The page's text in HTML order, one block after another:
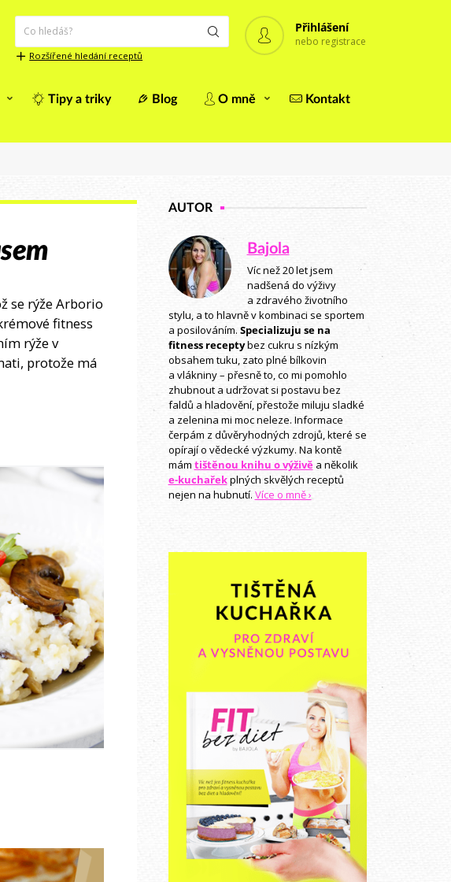
Rozšířené hledání receptů
Přihlášení
nebo registrace
Tipy a triky Blog O mně Kontakt
se rýže Arborio
fitness
rýže v
protože má
AUTOR
Bajola
Víc než 20 let jsem
nadšená do výživy
a zdravého životního
stylu, a to hlavně v kombinaci se sportem
a posilováním. Specializuju se na
fitness receptybez cukru s nízkým
obsahem tuku, zato plné bílkovin
a vlákniny – přesně to, co mi pomohlo
zhubnout a udržovat si postavu bez
faldů a hladovění, přestože miluju sladké
a zelenina mi moc neleze. Informace
čerpám z důvěryhodných zdrojů, které se
opírají o vědecké výzkumy. Na kontě
mám tištěnou knihu o výživěa několik
e-kuchařekplných skvělých receptů
nejen na hubnutí. Více o mně ›